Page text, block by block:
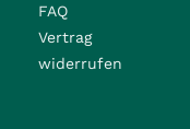
FAQ
Vertrag
widerrufen